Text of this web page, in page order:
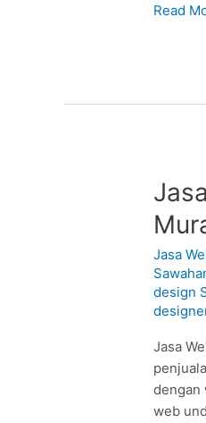
Read
Jasa
design
Jasa
dengan
web
Jasa
Web
Design
di
–
Murah
#1